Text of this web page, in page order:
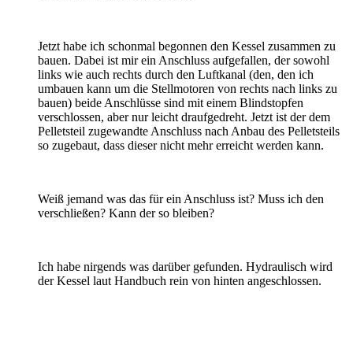
Jetzt habe ich schonmal begonnen den Kessel zusammen zu
bauen. Dabei ist mir ein Anschluss aufgefallen, der sowohl
links wie auch rechts durch den Luftkanal (den, den ich
umbauen kann um die Stellmotoren von rechts nach links zu
bauen) beide Anschlüsse sind mit einem Blindstopfen
verschlossen, aber nur leicht draufgedreht. Jetzt ist der dem
Pelletsteil zugewandte Anschluss nach Anbau des Pelletsteils
so zugebaut, dass dieser nicht mehr erreicht werden kann.
Weiß jemand was das für ein Anschluss ist? Muss ich den
verschließen? Kann der so bleiben?
Ich habe nirgends was darüber gefunden. Hydraulisch wird
der Kessel laut Handbuch rein von hinten angeschlossen.